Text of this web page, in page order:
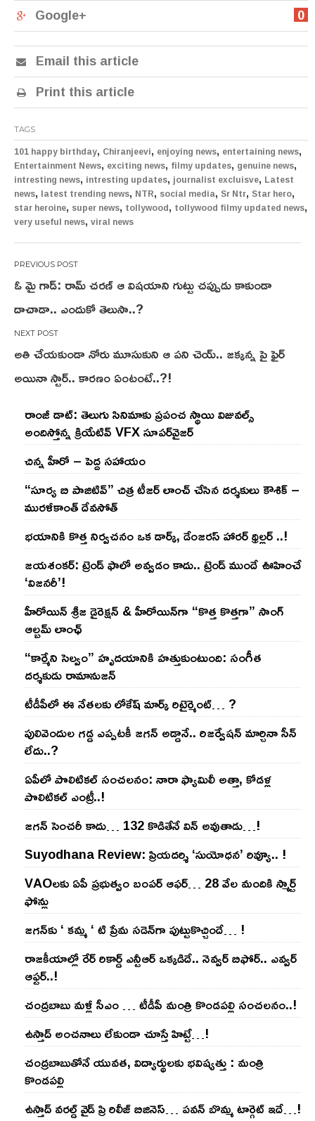
0
Google+
Email this article
Print this article
TAGS
101 happy birthday, Chiranjeevi, enjoying news, entertaining news,
Entertainment News, exciting news, filmy updates, genuine news,
intresting news, intresting updates, journalist excluisve, Latest
news, latest trending news, NTR, social media, Sr Ntr, Star hero,
star heroine, super news, tollywood, tollywood filmy updated news,
very useful news, viral news
Post
navigation
ఓ మై గాడ్: రామ్ చరణ్ ఆ విషయాని గుట్టు చప్పుడు కాకుండా
దాచాడా.. ఎందుకో తెలుసా..?
అతి చేయకుండా నోరు మూసుకుని ఆ పని చెయ్.. జక్కన్న పై ఫైర్
అయినా స్టార్.. కారణం ఏంటంటే..?!
రాంజీ డాట్: తెలుగు సినిమాకు ప్రపంచ స్థాయి విజువల్స్
అందిస్తోన్న క్రియేటివ్ VFX సూపర్‌వైజర్
చిన్న హీరో – పెద్ద సహాయం
“సూర్య బి పాజిటివ్” చిత్ర టీజర్ లాంచ్ చేసిన‌ దర్శకులు కౌశిక్ –
మురళీకాంత్ దేవసోత్
భయానికి కొత్త నిర్వచనం ఒక డార్క్, డేంజరస్ హారర్ థ్రిల్లర్ ..!
జయశంకర్: ట్రెండ్‌ ఫాలో అవ్వడం కాదు.. ట్రెండ్‌ ముందే ఊహించే
‘విజనరీ’!
హీరోయిన్ శ్రీజ డైరెక్ష‌న్ & హీరోయిన్‌గా “కొత్త కొత్తగా” సాంగ్
ఆల్బమ్ లాంఛ్
“కార్మేని సెల్వం” హృదయానికి హత్తుకుంటుంది: సంగీత
దర్శకుడు రామానుజన్
టీడీపీలో ఈ నేత‌ల‌కు లోకేష్ మార్క్ రిటైర్మెంట్‌… ?
పులివెందుల గ‌డ్డ ఎప్ప‌ట‌కీ జ‌గ‌న్ అడ్డానే.. రిజ‌ర్వేష‌న్ మార్చినా సీన్
లేదు..?
ఏపీలో పొలిటిక‌ల్ సంచ‌ల‌నం: నారా ఫ్యామిలీ అత్తా, కోడ‌ళ్ల
పొలిటికల్ ఎంట్రీ..!
జ‌గ‌న్ సెంచ‌రీ కాదు… 132 కొడితేనే విన్ అవుతాడు…!
Suyodhana Review: ప్రియదర్శి ‘సుయోధన’ రివ్యూ.. !
VAOల‌కు ఏపీ ప్ర‌భుత్వం బంప‌ర్ ఆఫ‌ర్‌… 28 వేల మందికి స్మార్ట్
ఫోన్లు
జ‌గ‌న్‌కు ‘ క‌మ్మ ‘ టి ప్రేమ స‌డెన్‌గా పుట్టుకొచ్చిందే… !
రాజ‌కీయాల్లో రేర్ రికార్డ్ ఎన్టీఆర్ ఒక్క‌డిదే.. నెవ్వ‌ర్ బిఫోర్‌.. ఎవ్వ‌ర్
ఆఫ్ట‌ర్‌..!
చంద్ర‌బాబు మ‌ళ్లీ సీఎం … టీడీపీ మంత్రి కొండ‌ప‌ల్లి సంచ‌ల‌నం..!
ఉస్తాద్ అంచ‌నాలు లేకుండా చూస్తే హిట్టే…!
చంద్ర‌బాబుతోనే యువ‌త‌, విద్యార్థుల‌కు భ‌విష్య‌త్తు : మంత్రి
కొండ‌ప‌ల్లి
ఉస్తాద్ వ‌ర‌ల్డ్ వైడ్ ప్రి రిలీజ్ బిజినెస్‌… ప‌వ‌న్ బొమ్మ టార్గెట్ ఇదే…!